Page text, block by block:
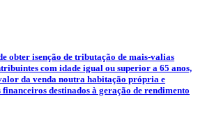
obter isenção de tributação de mais-valias
com idade igual ou superior a 65 anos,
da venda noutra habitação própria e
destinados à geração de rendimento